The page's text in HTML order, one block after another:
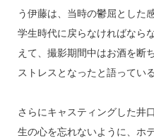
う伊藤は、当時の鬱屈とした
学生時代に戻らなければなら
えて、撮影期間中はお酒を断
ストレスとなったと語っている
さらにキャスティングした井
生の心を忘れないように、ホ